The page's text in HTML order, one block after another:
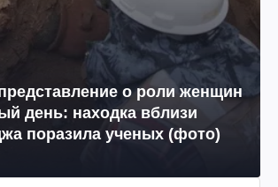
о роли женщин
день: находка вблизи
поразила ученых (фото)